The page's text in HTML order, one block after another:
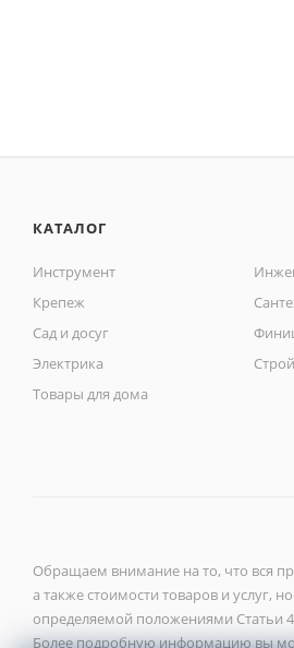
КАТАЛОГ
Инструмент
Крепеж
Сад и досуг
Электрика
Товары для дома
Обращаем внимание на то, что вся
а также стоимости товаров и услуг,
определяемой положениями Статьи
Более подробную информацию вы